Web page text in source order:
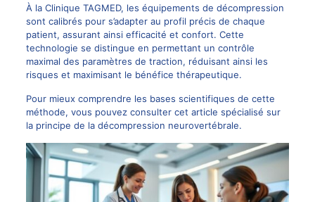
À la Clinique TAGMED, les équipements de décompression
sont calibrés pour s’adapter au profil précis de chaque
patient, assurant ainsi efficacité et confort. Cette
technologie se distingue en permettant un contrôle
maximal des paramètres de traction, réduisant ainsi les
risques et maximisant le bénéfice thérapeutique.
Pour mieux comprendre les bases scientifiques de cette
méthode, vous pouvez consulter cet article spécialisé sur
la principe de la décompression neurovertébrale.